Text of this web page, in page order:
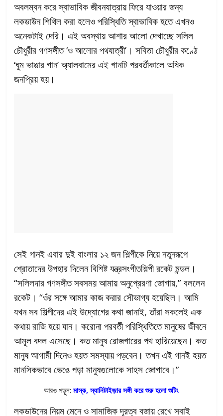
অবলম্বন করে স্বাভাবিক জীবনযাত্রায় ফিরে যাওয়ার জন্য
লকডাউন শিথিল করা হলেও পরিস্থিতি স্বাভাবিক হতে এখনও
অনেকটাই দেরি। এই অবস্থায় আশার আলো দেখাচ্ছে সলিল
চৌধুরীর গণসঙ্গীত ‘ও আলোর পথযাত্রী’। সবিতা চৌধুরীর কণ্ঠে
‘ঘুম ভাঙার গান’ অ্যালবামের এই গানটি পরবর্তীকালে অধিক
জনপ্রিয় হয়।
সেই গানই এবার দুই বাংলার ১২ জন শিল্পীকে নিয়ে নতুনরূপে
শ্রোতাদের উপহার দিলেন বিশিষ্ট যন্ত্রসংগীতশিল্পী রকেট মন্ডল।
“সলিলদার গণসঙ্গীত সবসময় আমায় অনুপ্রেরণা জোগায়,” বললেন
রকেট। “ওঁর সঙ্গে আমার কাজ করার সৌভাগ্য হয়েছিল। আমি
যখন সব শিল্পীদের এই উদ্যোগের কথা জানাই, তাঁরা সকলেই এক
কথায় রাজি হয়ে যান। করোনা পরবর্তী পরিস্থিতিতে মানুষের জীবনে
আমূল বদল এসেছে। কত মানুষ রোজগারের পথ হারিয়েছেন। কত
মানুষ আগামী দিনেও হয়ত সমস্যায় পড়বেন। তখন এই গানই হয়ত
মানসিকভাবে ভেঙে পড়া মানুষগুলোকে সাহস জোগাবে।”
আরও পড়ুন:মাস্ক, স্যানিটাইজ়ার সঙ্গী করে শুরু হলো শুটিং
লকডাউনের নিয়ম মেনে ও সামাজিক দূরত্ব বজায় রেখে সবাই